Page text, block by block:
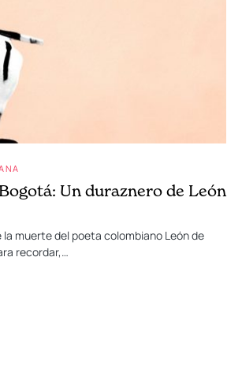
Un duraznero de León
la muerte del poeta colombiano León de
recordar,…